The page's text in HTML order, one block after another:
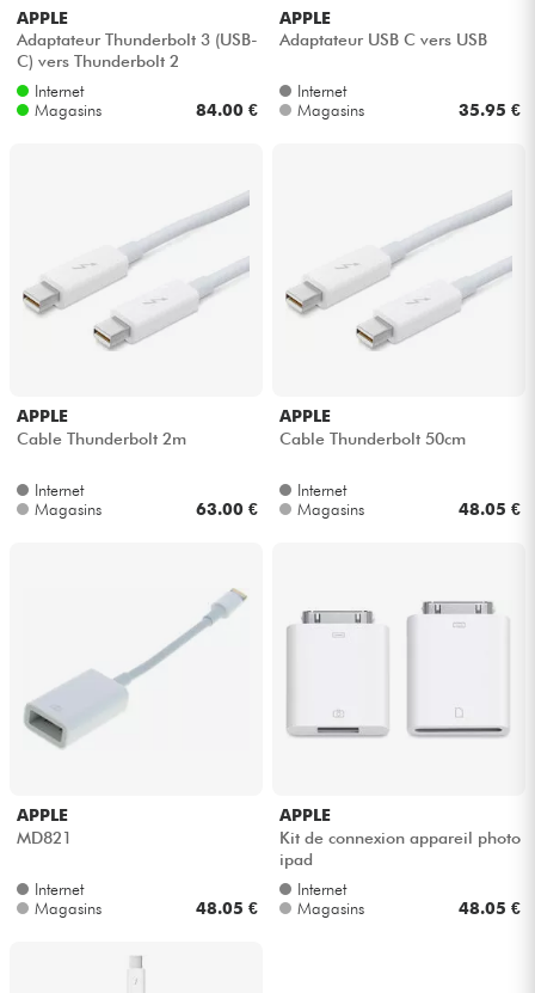
Batteries & Percu
Vents
Eveil Musical
Câbles & Access.
Voir nos marques
APPLE
Adaptateur Thunderbolt 3 (USB-
C) vers Thunderbolt 2
Internet
Magasins
84.00 €
APPLE
Adaptateur USB C vers USB
Internet
Magasins
35.95 €
APPLE
Cable Thunderbolt 2m
Internet
Magasins
63.00 €
APPLE
Cable Thunderbolt 50cm
Internet
Magasins
48.05 €
APPLE
MD821
Internet
Magasins
48.05 €
APPLE
Kit de connexion appareil photo
ipad
Internet
Magasins
48.05 €